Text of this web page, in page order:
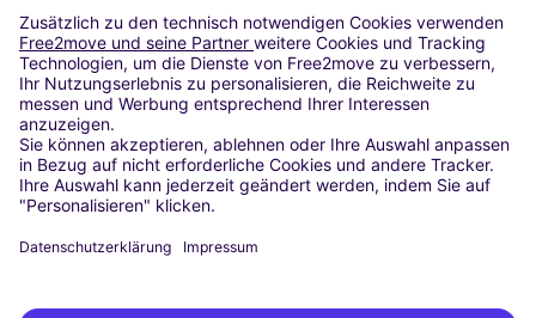
UNSERE STÄDTE
Paris
Madrid
Washington DC
Mailand
Rom
Turin
Wien
Berlin
Düsseldorf